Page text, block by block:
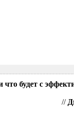
что будет с
//